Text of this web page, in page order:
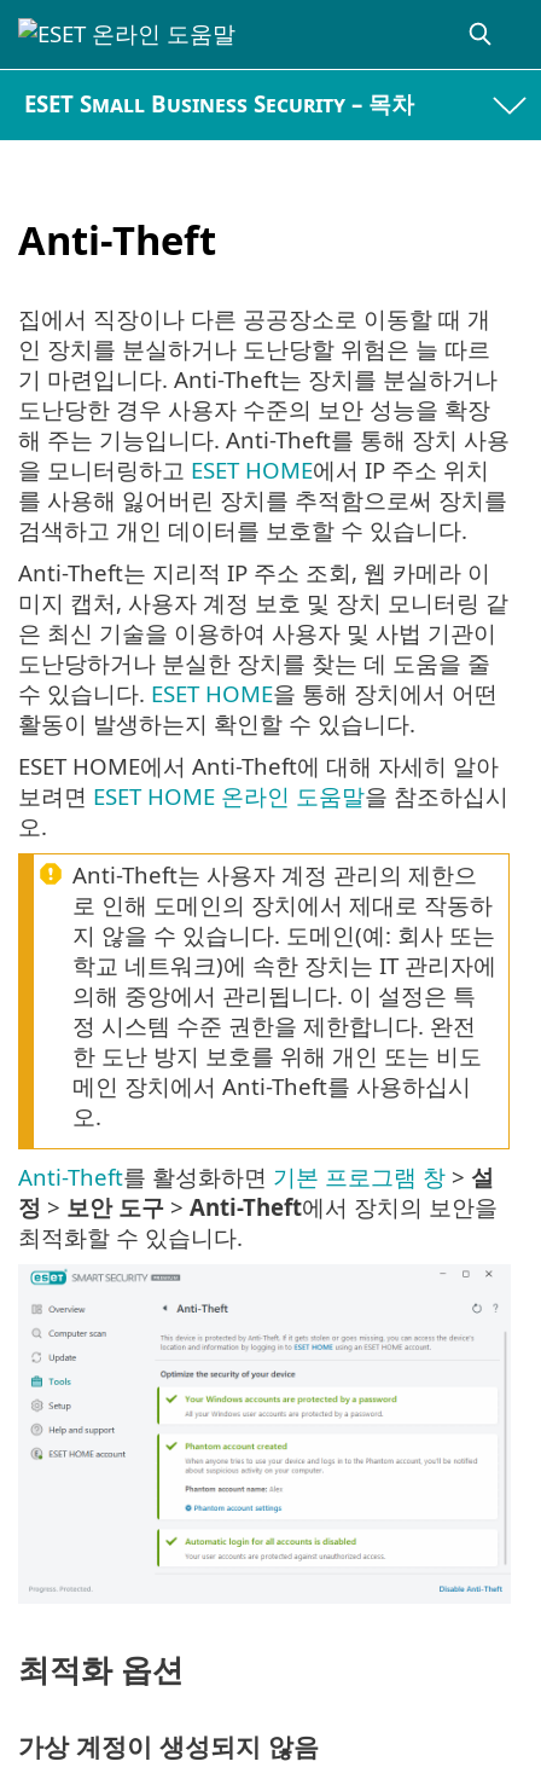
ESET Small Business Security – 목차
Anti-Theft
집에서 직장이나 다른 공공장소로 이동할 때 개
인 장치를 분실하거나 도난당할 위험은 늘 따르
기 마련입니다. Anti-Theft는 장치를 분실하거나
도난당한 경우 사용자 수준의 보안 성능을 확장
해 주는 기능입니다. Anti-Theft를 통해 장치 사용
을 모니터링하고 ESET HOME에서 IP 주소 위치
를 사용해 잃어버린 장치를 추적함으로써 장치를
검색하고 개인 데이터를 보호할 수 있습니다.
Anti-Theft는 지리적 IP 주소 조회, 웹 카메라 이
미지 캡처, 사용자 계정 보호 및 장치 모니터링 같
은 최신 기술을 이용하여 사용자 및 사법 기관이
도난당하거나 분실한 장치를 찾는 데 도움을 줄
수 있습니다. ESET HOME을 통해 장치에서 어떤
활동이 발생하는지 확인할 수 있습니다.
ESET HOME에서 Anti-Theft에 대해 자세히 알아
보려면 ESET HOME 온라인 도움말을 참조하십시
오.
Anti-Theft는 사용자 계정 관리의 제한으
로 인해 도메인의 장치에서 제대로 작동하
지 않을 수 있습니다. 도메인(예: 회사 또는
학교 네트워크)에 속한 장치는 IT 관리자에
의해 중앙에서 관리됩니다. 이 설정은 특
정 시스템 수준 권한을 제한합니다. 완전
한 도난 방지 보호를 위해 개인 또는 비도
메인 장치에서 Anti-Theft를 사용하십시
오.
Anti-Theft를 활성화하면 기본 프로그램 창 > 설
정 > 보안 도구 > Anti-Theft에서 장치의 보안을
최적화할 수 있습니다.
최적화 옵션
가상 계정이 생성되지 않음